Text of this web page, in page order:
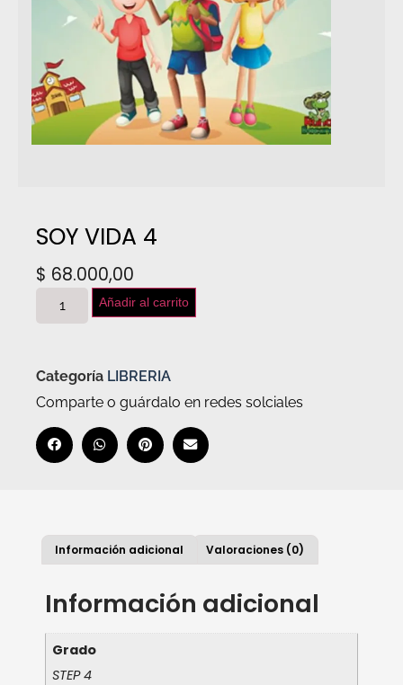
SOY VIDA 4
$ 68.000,00
Añadir al carrito
Categoría LIBRERIA
Comparte o guárdalo en redes solciales
Información adicional Valoraciones (0)
Información adicional
Grado
STEP 4